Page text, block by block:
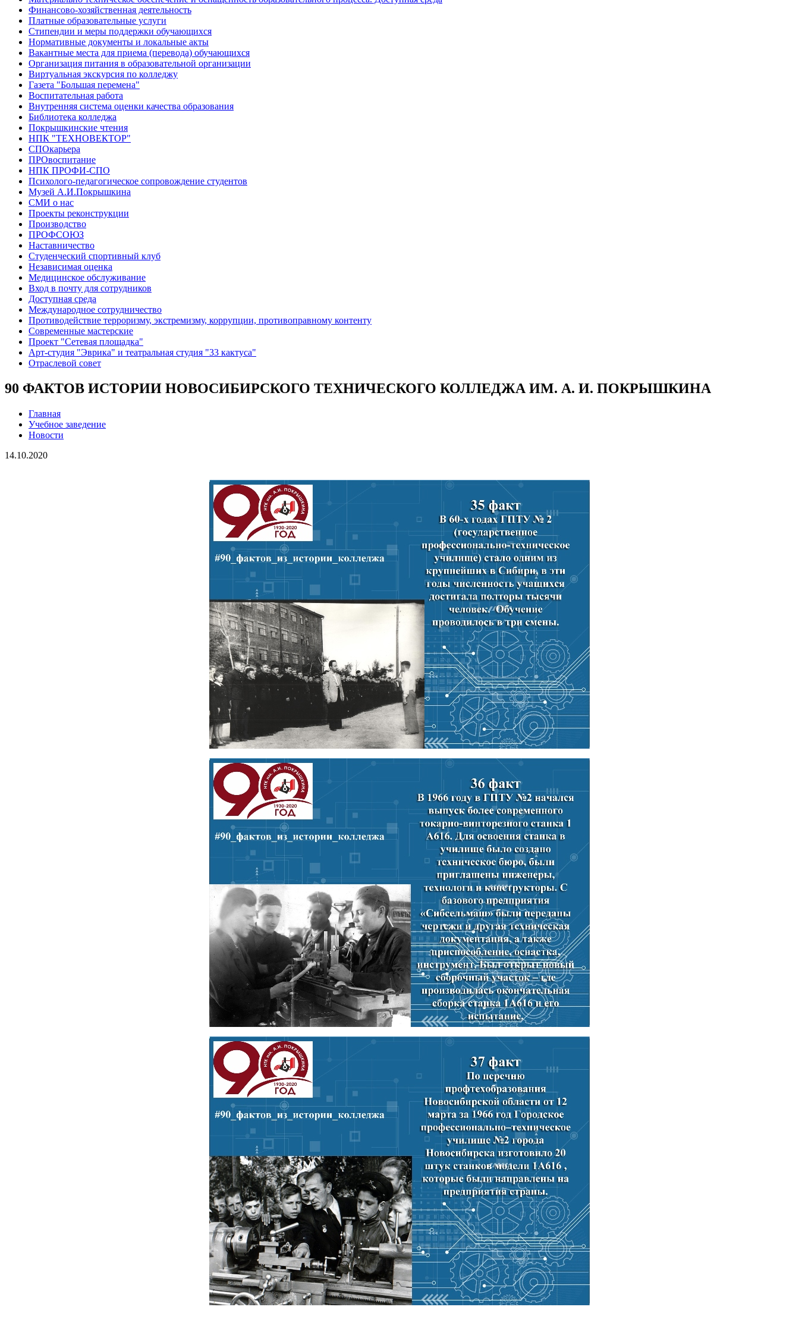
Финансово-хозяйственная деятельность
Платные образовательные услуги
Стипендии и меры поддержки обучающихся
Нормативные документы и локальные акты
Вакантные места для приема (перевода) обучающихся
Организация питания в образовательной организации
Виртуальная экскурсия по колледжу
Газета "Большая перемена"
Воспитательная работа
Внутренняя система оценки качества образования
Библиотека колледжа
Покрышкинские чтения
НПК "ТЕХНОВЕКТОР"
СПОкарьера
ПРОвоспитание
НПК ПРОФИ-СПО
Психолого-педагогическое сопровождение студентов
Музей А.И.Покрышкина
СМИ о нас
Проекты реконструкции
Производство
ПРОФСОЮЗ
Наставничество
Студенческий спортивный клуб
Независимая оценка
Медицинское обслуживание
Вход в почту для сотрудников
Доступная среда
Международное сотрудничество
Противодействие терроризму, экстремизму, коррупции, противоправному контенту
Современные мастерские
Проект "Сетевая площадка"
Арт-студия "Эврика" и театральная студия "33 кактуса"
Отраслевой совет
90 ФАКТОВ ИСТОРИИ НОВОСИБИРСКОГО ТЕХНИЧЕСКОГО КОЛЛЕДЖА ИМ. А. И. ПОКРЫШКИНА
Главная
Учебное заведение
Новости
14.10.2020